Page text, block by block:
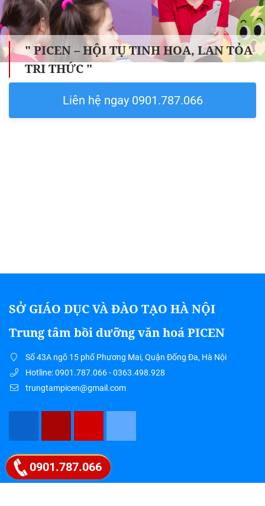
" PICEN – HỘI TỤ TINH HOA, LAN TỎA
TRI THỨC "
Liên hệ ngay 0901.787.066
SỞ GIÁO DỤC VÀ ĐÀO TẠO HÀ NỘI
Trung tâm bồi dưỡng văn hoá PICEN
Số 43A ngõ 15 phố Phương Mai, Quận Đống Đa, Hà Nội
Hotline: 0901.787.066 - 0363.498.928
trungtampicen@gmail.com
Google map
0901.787.066